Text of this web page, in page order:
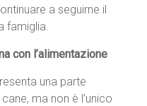
a seguirne il
famiglia.
con l’alimentazione
una parte
ma non è l’unico